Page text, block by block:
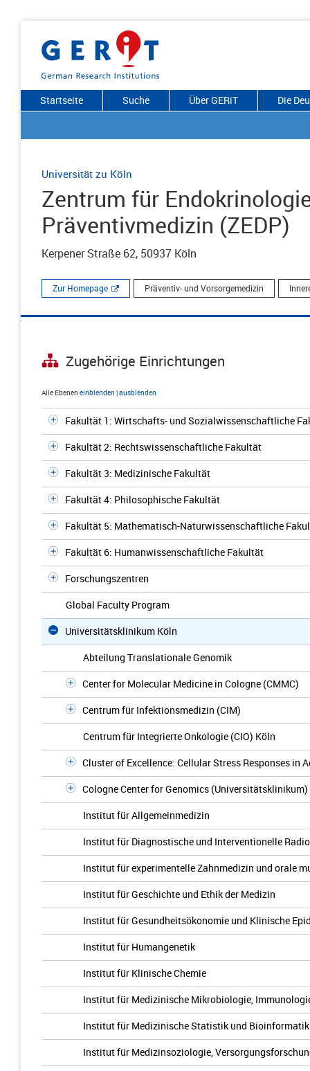
Startseite Suche Über GERiT Die
Universität zu Köln
Zentrum für
Präventivmedizin (ZEDP)
Kerpener Straße 62, 50937 Köln
Zur Homepage Präventiv- und Vorsorgemedizin
Zugehörige Einrichtungen
Alle Ebenen einblenden |ausblenden
Fakultät 1: Wirtschafts- und Sozialwissenschaftliche
Fakultät 2: Rechtswissenschaftliche Fakultät
Fakultät 3: Medizinische Fakultät
Fakultät 4: Philosophische Fakultät
Fakultät 5: Mathematisch-Naturwissenschaftliche
Fakultät 6: Humanwissenschaftliche Fakultät
Forschungszentren
Global Faculty Program
Universitätsklinikum Köln
Abteilung Translationale Genomik
Center for Molecular Medicine in Cologne (CMMC)
Centrum für Infektionsmedizin (CIM)
Centrum für Integrierte Onkologie (CIO) Köln
Cluster of Excellence: Cellular Stress Responses in
Cologne Center for Genomics (Universitätsklinikum)
Institut für Allgemeinmedizin
Institut für Diagnostische und Interventionelle
Institut für experimentelle Zahnmedizin und orale
Institut für Geschichte und Ethik der Medizin
Institut für Gesundheitsökonomie und Klinische
Institut für Humangenetik
Institut für Klinische Chemie
Institut für Medizinische Mikrobiologie,
Institut für Medizinische Statistik und Bioinformatik
Institut für Medizinsoziologie,